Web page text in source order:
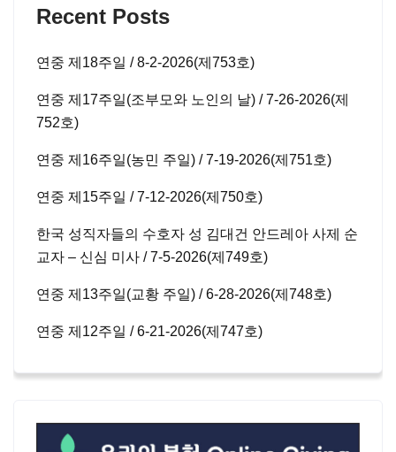
Recent Posts
연중 제18주일 / 8-2-2026(제753호)
연중 제17주일(조부모와 노인의 날) / 7-26-2026(제
752호)
연중 제16주일(농민 주일) / 7-19-2026(제751호)
연중 제15주일 / 7-12-2026(제750호)
한국 성직자들의 수호자 성 김대건 안드레아 사제 순
교자 – 신심 미사 / 7-5-2026(제749호)
연중 제13주일(교황 주일) / 6-28-2026(제748호)
연중 제12주일 / 6-21-2026(제747호)